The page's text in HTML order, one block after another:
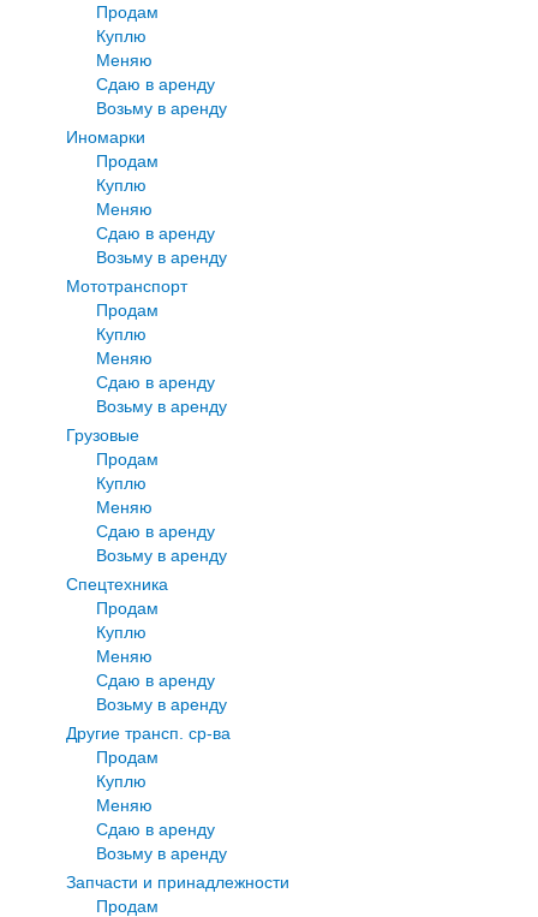
Продам
Куплю
Меняю
Сдаю в аренду
Возьму в аренду
Иномарки
Продам
Куплю
Меняю
Сдаю в аренду
Возьму в аренду
Мототранспорт
Продам
Куплю
Меняю
Сдаю в аренду
Возьму в аренду
Грузовые
Продам
Куплю
Меняю
Сдаю в аренду
Возьму в аренду
Спецтехника
Продам
Куплю
Меняю
Сдаю в аренду
Возьму в аренду
Другие трансп. ср-ва
Продам
Куплю
Меняю
Сдаю в аренду
Возьму в аренду
Запчасти и принадлежности
Продам